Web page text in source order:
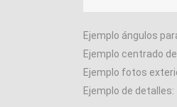
Ejemplo de detalles